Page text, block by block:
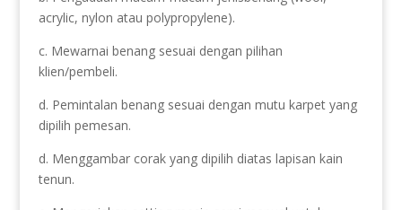
acrylic, nylon atau polypropylene).
c. Mewarnai benang sesuai dengan pilihan
klien/pembeli.
d. Pemintalan benang sesuai dengan mutu karpet yang
dipilih pemesan.
d. Menggambar corak yang dipilih diatas lapisan kain
tenun.